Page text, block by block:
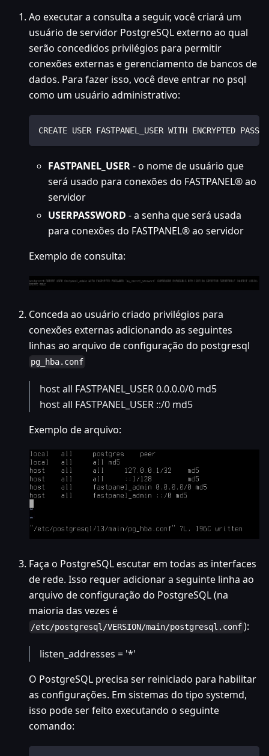
Ao executar a consulta a seguir, você criará um
usuário de servidor PostgreSQL externo ao qual
serão concedidos privilégios para permitir
conexões externas e gerenciamento de bancos de
dados. Para fazer isso, você deve entrar no psql
como um usuário administrativo:
CREATE USER FASTPANEL_USER WITH ENCRYPTED
FASTPANEL_USER- o nome de usuário que
será usado para conexões do FASTPANEL® ao
servidor
USERPASSWORD - a senha que será usada
para conexões do FASTPANEL® ao servidor
Exemplo de consulta:
Conceda ao usuário criado privilégios para
conexões externas adicionando as seguintes
linhas ao arquivo de configuração do postgresql
pg_hba.conf
host all FASTPANEL_USER 0.0.0.0/0 md5
host all FASTPANEL_USER ::/0 md5
Exemplo de arquivo:
Faça o PostgreSQL escutar em todas as interfaces
de rede. Isso requer adicionar a seguinte linha ao
arquivo de configuração do PostgreSQL (na
maioria das vezes é
/etc/postgresql/VERSION/main/postgresql.conf ):
listen_addresses = '*'
O PostgreSQL precisa ser reiniciado para habilitar
as configurações. Em sistemas do tipo systemd,
isso pode ser feito executando o seguinte
comando: